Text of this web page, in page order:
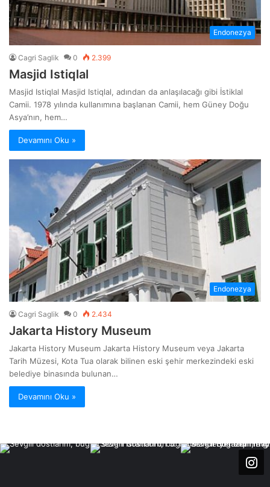
Endonezya
Cagri Saglik 0 2.399
Masjid Istiqlal
Masjid Istiqlal Masjid Istiqlal, adından da anlaşılacağı gibi İstiklal
Camii. 1978 yılında kullanımına başlanan Camii, hem Güney Doğu
Asya’nın, hem…
Devamını Oku »
Endonezya
Cagri Saglik 0 2.434
Jakarta History Museum
Jakarta History Museum Jakarta History Museum veya Jakarta
Tarih Müzesi, Kota Tua olarak bilinen eski şehir merkezindeki eski
belediye binasında bulunan…
Devamını Oku »